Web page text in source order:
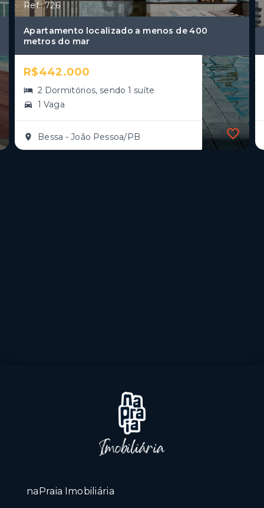
Ref.: 726
Apartamento localizado a menos de 400
metros do mar
R$442.000
2 Dormitórios, sendo 1 suíte
1 Vaga
Bessa - João Pessoa/PB
naPraia Imobiliária